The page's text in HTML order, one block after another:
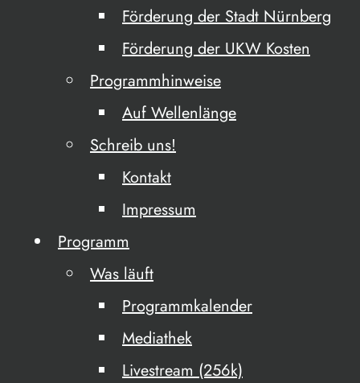
Förderung der Stadt Nürnberg
Förderung der UKW Kosten
Programmhinweise
Auf Wellenlänge
Schreib uns!
Kontakt
Impressum
Programm
Was läuft
Programmkalender
Mediathek
Livestream (256k)